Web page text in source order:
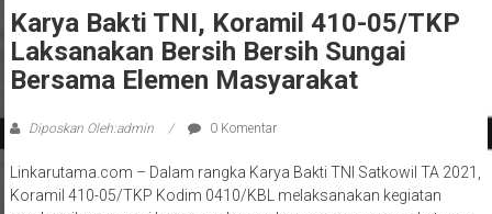
Karya Bakti TNI, Koramil 410-05/TKP
Laksanakan Bersih Bersih Sungai
Bersama Elemen Masyarakat
Diposkan Oleh:admin 0 Komentar
Linkarutama.com – Dalam rangka Karya Bakti TNI Satkowil TA 2021,
Koramil 410-05/TKP Kodim 0410/KBL melaksanakan kegiatan